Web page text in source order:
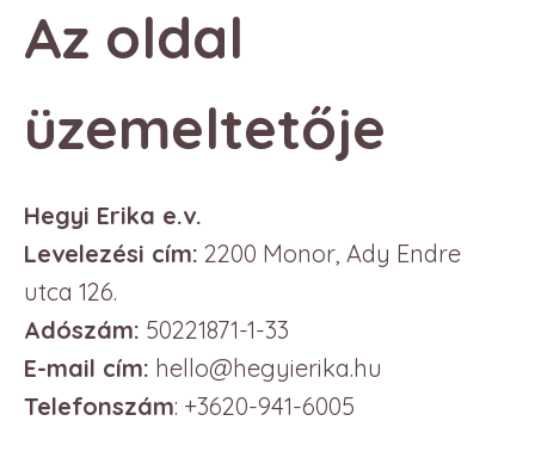
Az oldal
üzemeltetője
Hegyi Erika e.v.
Levelezési cím: 2200 Monor, Ady Endre
utca 126.
Adószám: 50221871-1-33
E-mail cím: hello@hegyierika.hu
Telefonszám: +3620-941-6005